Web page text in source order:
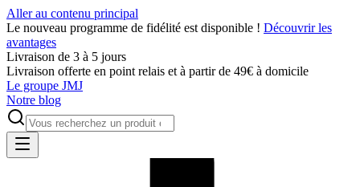
Aller au contenu principal
Le nouveau programme de fidélité est disponible ! Découvrir les
avantages
Livraison de 3 à 5 jours
Livraison offerte en point relais et à partir de 49€ à domicile
Le groupe JMJ
Notre blog